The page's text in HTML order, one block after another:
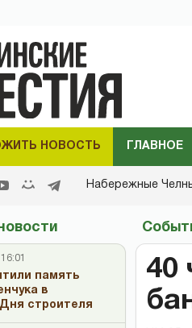
НОВОСТЬ ГЛАВНОЕ
Набережные
память
в
строителя
40